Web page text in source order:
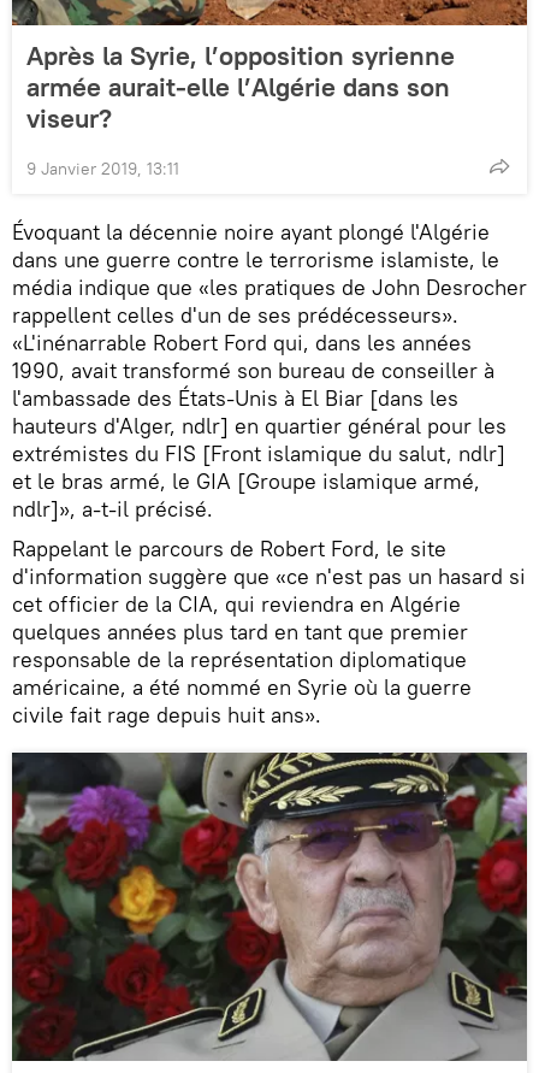
Après la Syrie, l’opposition syrienne
armée aurait-elle l’Algérie dans son
viseur?
9 Janvier 2019, 13:11
Évoquant la décennie noire ayant plongé l'Algérie
dans une guerre contre le terrorisme islamiste, le
média indique que «les pratiques de John Desrocher
rappellent celles d'un de ses prédécesseurs».
«L'inénarrable Robert Ford qui, dans les années
1990, avait transformé son bureau de conseiller à
l'ambassade des États-Unis à El Biar [dans les
hauteurs d'Alger, ndlr] en quartier général pour les
extrémistes du FIS [Front islamique du salut, ndlr]
et le bras armé, le GIA [Groupe islamique armé,
ndlr]», a-t-il précisé.
Rappelant le parcours de Robert Ford, le site
d'information suggère que «ce n'est pas un hasard si
cet officier de la CIA, qui reviendra en Algérie
quelques années plus tard en tant que premier
responsable de la représentation diplomatique
américaine, a été nommé en Syrie où la guerre
civile fait rage depuis huit ans».